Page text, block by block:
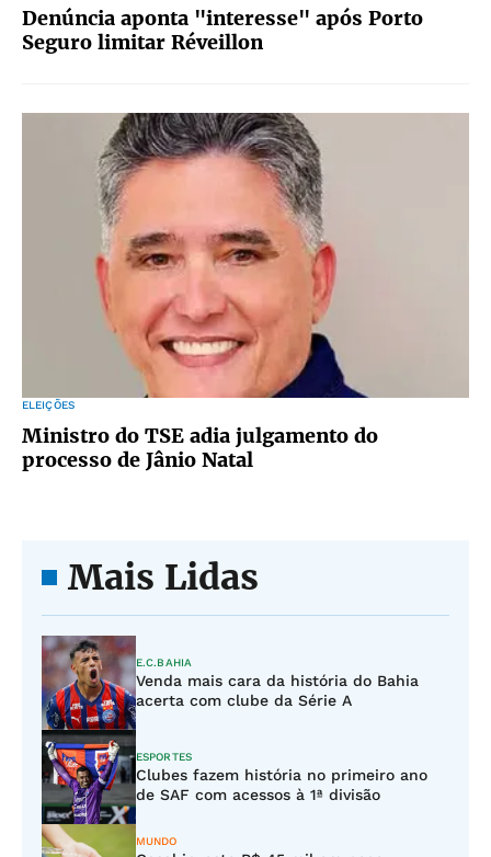
Denúncia aponta "interesse" após Porto
Seguro limitar Réveillon
ELEIÇÕES
Ministro do TSE adia julgamento do
processo de Jânio Natal
Mais Lidas
E.C.BAHIA
Venda mais cara da história do Bahia
acerta com clube da Série A
ESPORTES
Clubes fazem história no primeiro ano
de SAF com acessos à 1ª divisão
MUNDO